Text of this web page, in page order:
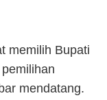
memilih Bupati
mendatang.